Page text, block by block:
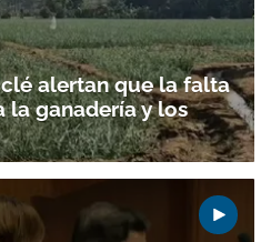
alertan que la falta
la ganadería y los